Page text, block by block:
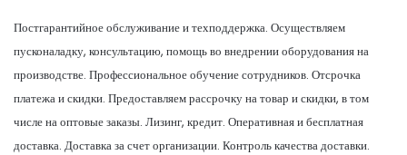
Постгарантийное обслуживание и техподдержка. Осуществляем
пусконаладку, консультацию, помощь во внедрении оборудования на
производстве. Профессиональное обучение сотрудников. Отсрочка
платежа и скидки. Предоставляем рассрочку на товар и скидки, в том
числе на оптовые заказы. Лизинг, кредит. Оперативная и бесплатная
доставка. Доставка за счет организации. Контроль качества доставки.